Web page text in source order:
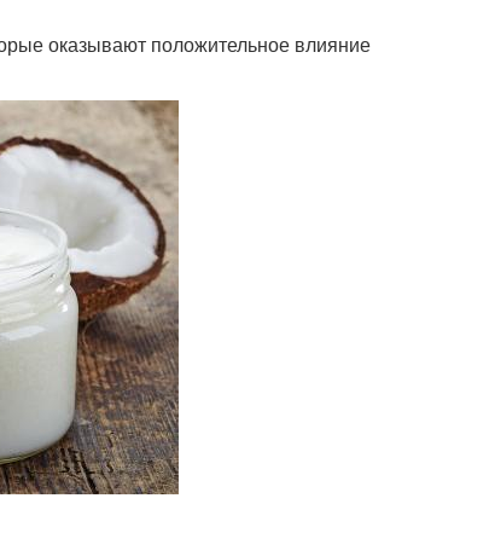
оказывают положительное влияние